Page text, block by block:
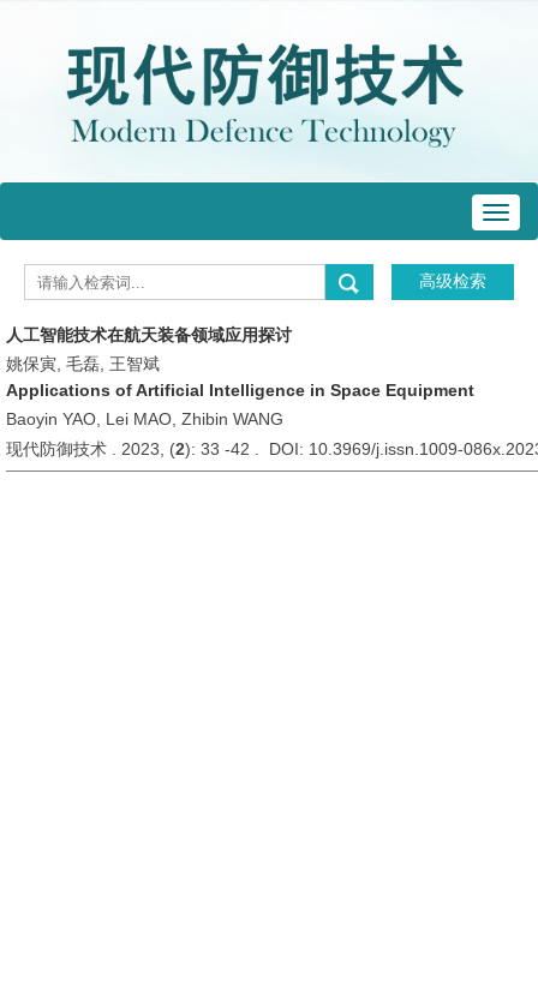
人工智能技术在航天装备领域应用探讨
姚保寅, 毛磊, 王智斌
Applications of Artificial Intelligence in Space Equipment
Baoyin YAO, Lei MAO, Zhibin WANG
现代防御技术 . 2023, (2): 33 -42 . DOI: 10.3969/j.issn.1009-